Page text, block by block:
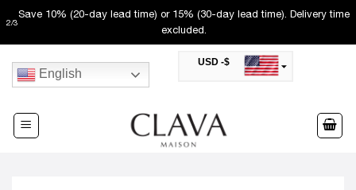
Skip
to
content
2/3
Save 10% (20-day lead time) or 15% (30-day lead time). Delivery time
excluded.
English
USD -$
AED -AED
United Arab Emirates Dirham